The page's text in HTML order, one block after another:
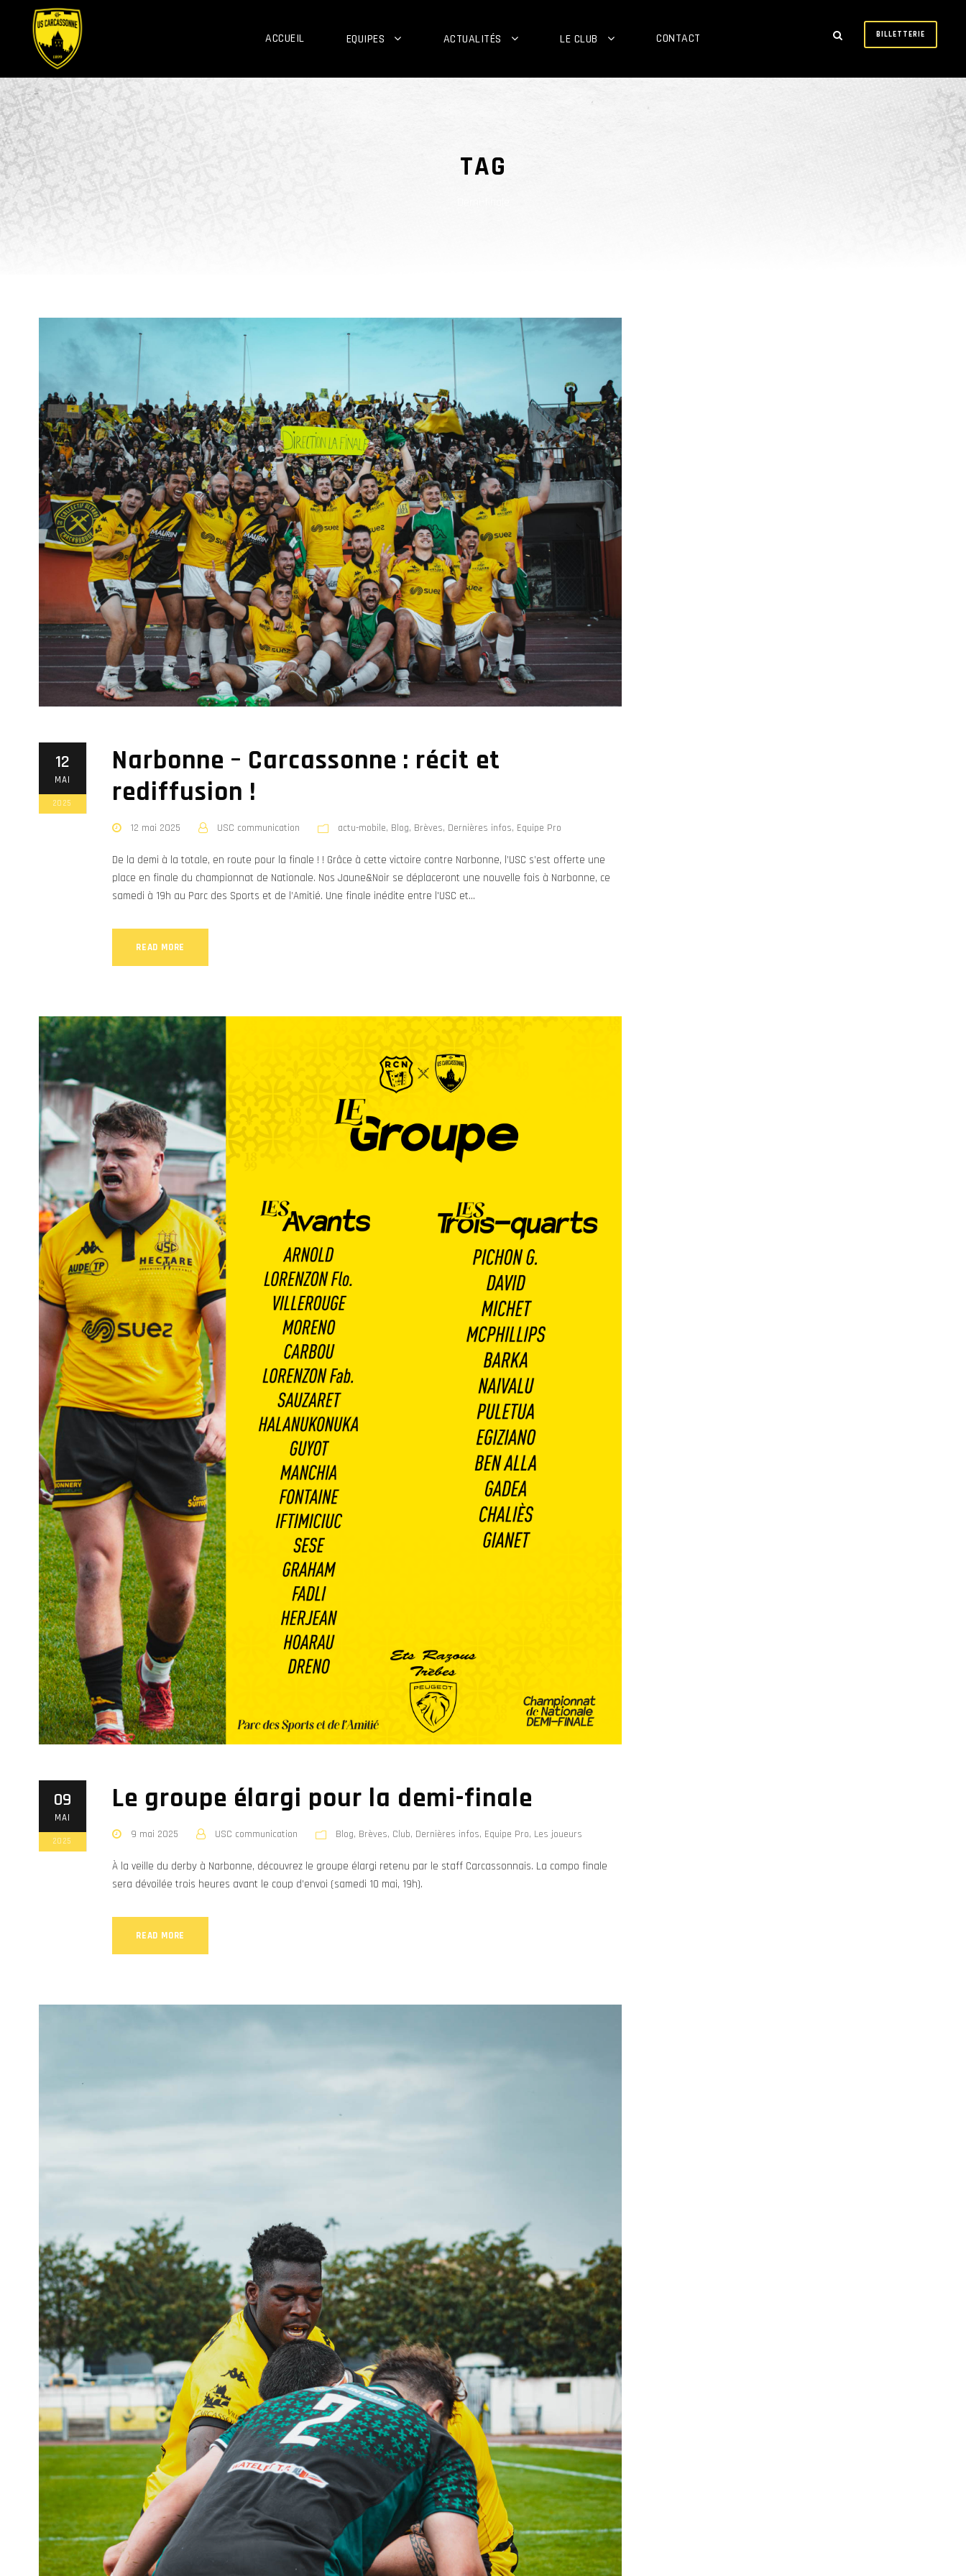
ACCUEIL EQUIPES ACTUALITÉS LE CLUB CONTACT BILLETTERIE
TAG
12
MAI
2025
Narbonne – Carcassonne : récit et
rediffusion !
12 mai 2025 USC communication actu-mobile, Blog, Brèves, Dernières infos, Equipe Pro
De la demi à la totale, en route pour la finale ! ! Grâce à cette victoire contre Narbonne, l’USC s’est offerte une
place en finale du championnat de Nationale. Nos Jaune&Noir se déplaceront une nouvelle fois à Narbonne, ce
samedi à 19h au Parc des Sports et de l’Amitié. Une finale inédite entre l'USC et...
READ MORE
09
MAI
2025
Le groupe élargi pour la demi-finale
9 mai 2025 USC communication Blog, Brèves, Club, Dernières infos, Equipe Pro, Les joueurs
À la veille du derby à Narbonne, découvrez le groupe élargi retenu par le staff Carcassonnais. La compo finale
sera dévoilée trois heures avant le coup d’envoi (samedi 10 mai, 19h).
READ MORE